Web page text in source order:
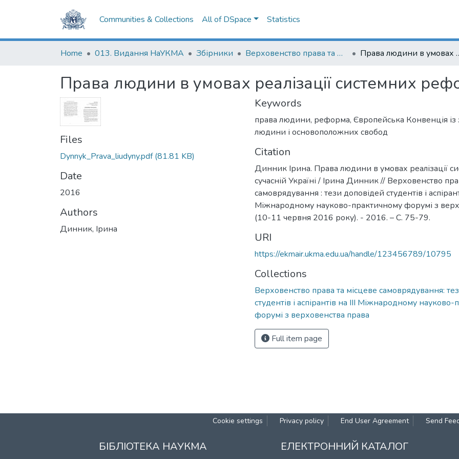
Communities & Collections All of DSpace Statistics
Home 013. Видання НаУКМА Збірники Верховенство права та місцеве самоврядування: тези доповідей студентів і аспірантів на ІІІ Міжнародному науково-практичному форумі з верховенства права Права людини в умовах
Права людини в умовах реалізації системних
Files
Dynnyk_Prava_liudyny.pdf(81.81 KB)
Date
2016
Authors
Динник, Ірина
Keywords
права людини, реформа, Європейська Конвенція із
людини і основоположних свобод
Citation
Динник Ірина. Права людини в умовах реалізації
сучасній Україні / Ірина Динник // Верховенство
самоврядування : тези доповідей студентів і
Міжнародному науково-практичному форумі з
(10-11 червня 2016 року). - 2016. – С. 75-79.
URI
https://ekmair.ukma.edu.ua/handle/123456789/10795
Collections
Верховенство права та місцеве самоврядування:
студентів і аспірантів на ІІІ Міжнародному
форумі з верховенства права
Full item page
Cookie settings Privacy policy End User Agreement Send
БІБЛІОТЕКА НАУКМА ЕЛЕКТРОННИЙ КАТАЛОГ